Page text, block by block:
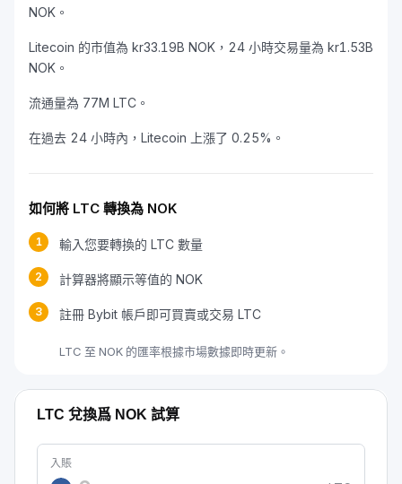
NOK。
Litecoin 的市值為 kr33.19B NOK，24 小時交易量為 kr1.53B
NOK。
流通量為 77M LTC。
在過去 24 小時內，Litecoin 上漲了 0.25%。
如何將 LTC 轉換為 NOK
1 輸入您要轉換的 LTC 數量
2 計算器將顯示等值的 NOK
3 註冊 Bybit 帳戶即可買賣或交易 LTC
LTC 至 NOK 的匯率根據市場數據即時更新。
LTC 兌換爲 NOK 試算
入賬